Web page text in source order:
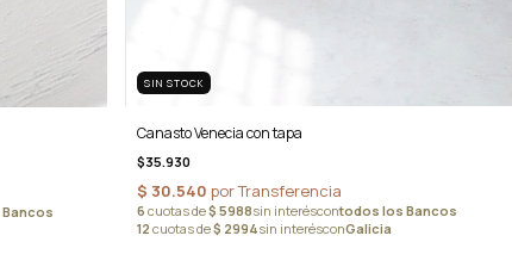
SIN STOCK
Canasto Venecia con tapa
$35.930